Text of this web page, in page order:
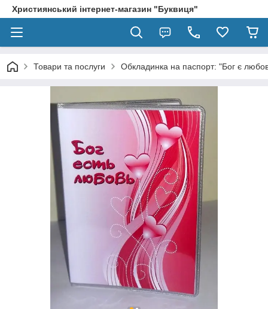
Християнський інтернет-магазин "Буквиця"
Товари та послуги Обкладинка на паспорт: "Бог є